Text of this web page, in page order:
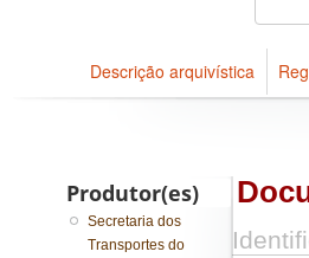
Descrição arquivística
Produtor(es)
Secretaria dos
Transportes do